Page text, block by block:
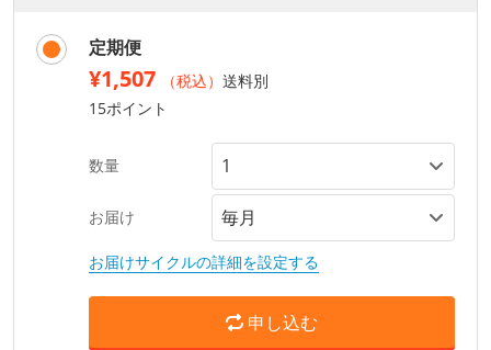
定期便
¥1,507 （税込） 送料別
15ポイント
数量
お届け
お届けサイクルの詳細を設定する
申し込む